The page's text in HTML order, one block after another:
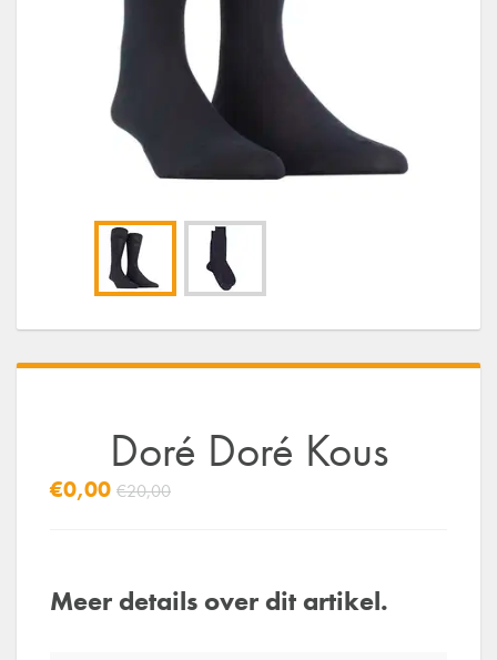
Doré Doré Kous
€0,00 €20,00
Meer details over dit artikel.